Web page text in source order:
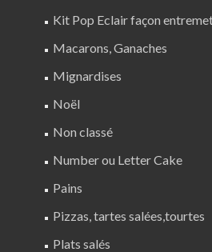
Kit Pop Eclair façon
Macarons, Ganaches
Mignardises
Noël
Non classé
Number ou Letter Cake
Pains
Pizzas, tartes salées,tourtes
Plats salés